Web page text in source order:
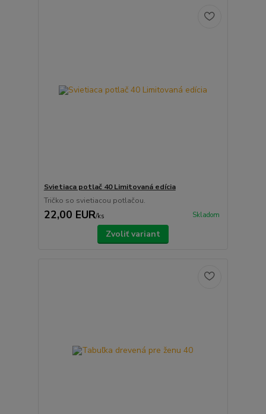
Svietiaca potlač 40 Limitovaná edícia
Tričko so svietiacou potlačou.
22,00 EUR/ks Skladom
Zvoliť variant